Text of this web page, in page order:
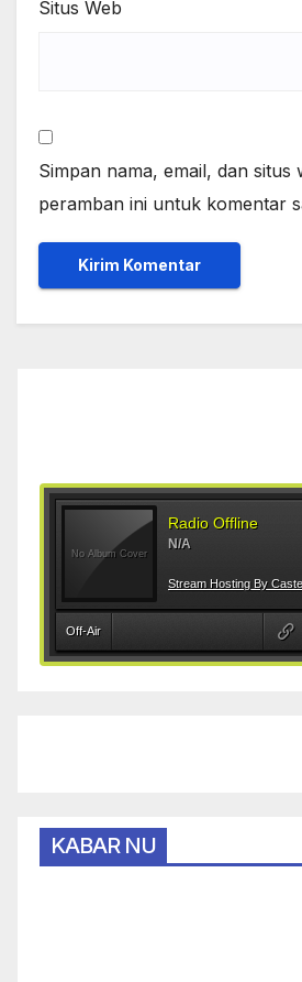
Situs Web
Simpan nama, email, dan situs
peramban ini untuk komentar
KABAR NU